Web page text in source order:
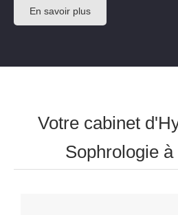
En savoir plus
Votre cabinet
Sophrologie